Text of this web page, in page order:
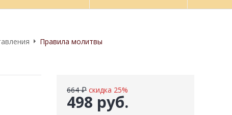
Правила молитвы
498 руб.
664 ₽ скидка 25%